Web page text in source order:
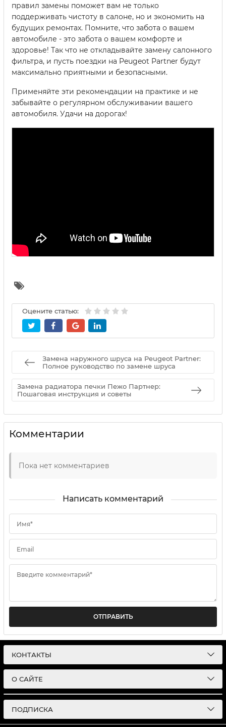
правил замены поможет вам не только
поддерживать чистоту в салоне, но и экономить на
будущих ремонтах. Помните, что забота о вашем
автомобиле - это забота о вашем комфорте и
здоровье! Так что не откладывайте замену салонного
фильтра, и пусть поездки на Peugeot Partner будут
максимально приятными и безопасными.
Применяйте эти рекомендации на практике и не
забывайте о регулярном обслуживании вашего
автомобиля. Удачи на дорогах!
Оцените статью:
Замена наружного шруса на Peugeot Partner:
Полное руководство по замене шруса
Замена радиатора печки Пежо Партнер:
Пошаговая инструкция и советы
Комментарии
Пока нет комментариев
Написать комментарий
Имя*
Email
Введите комментарий*
ОТПРАВИТЬ
КОНТАКТЫ
О САЙТЕ
ПОДПИСКА